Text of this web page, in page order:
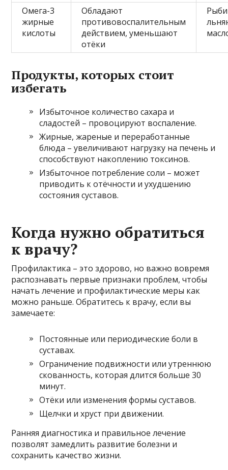
Омега-3
жирные
кислоты
Обладают
противовоспалительным
действием, уменьшают
отёки
Продукты, которых стоит
избегать
Избыточное количество сахара и
сладостей – провоцируют воспаление.
Жирные, жареные и переработанные
блюда – увеличивают нагрузку на печень и
способствуют накоплению токсинов.
Избыточное потребление соли – может
приводить к отёчности и ухудшению
состояния суставов.
Когда нужно обратиться
к врачу?
Профилактика – это здорово, но важно вовремя
распознавать первые признаки проблем, чтобы
начать лечение и профилактические меры как
можно раньше. Обратитесь к врачу, если вы
замечаете:
Постоянные или периодические боли в
суставах.
Ограничение подвижности или утреннюю
скованность, которая длится больше 30
минут.
Отёки или изменения формы суставов.
Щелчки и хруст при движении.
Ранняя диагностика и правильное лечение
позволят замедлить развитие болезни и
сохранить качество жизни.